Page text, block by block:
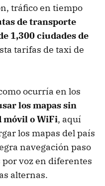
tráfico en tiempo
de transporte
1,300 ciudades de
tarifas de taxi de
ocurría en los
los mapas sin
móvil o WiFi, aquí
los mapas del país
navegación paso
voz en diferentes
alternas.